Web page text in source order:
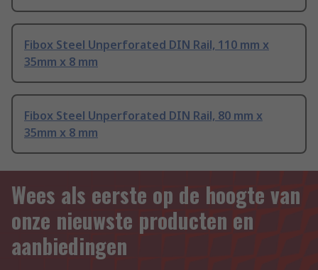
Fibox Steel Unperforated DIN Rail, 110 mm x
35mm x 8 mm
Fibox Steel Unperforated DIN Rail, 80 mm x
35mm x 8 mm
Wees als eerste op de hoogte van
onze nieuwste producten en
aanbiedingen